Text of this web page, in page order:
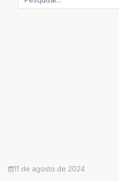
11 de agosto de 2024